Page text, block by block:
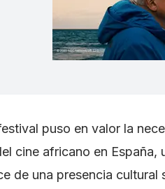
puso en valor la
cine africano en España,
de una presencia